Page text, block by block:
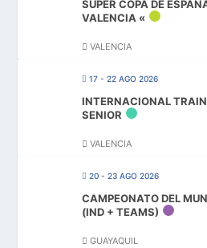
SUPER COPA DE
VALENCIA «
VALENCIA
17 - 22 AGO 2026
INTERNACIONAL
SENIOR
VALENCIA
20 - 23 AGO 2026
CAMPEONATO DEL
(IND + TEAMS)
GUAYAQUIL